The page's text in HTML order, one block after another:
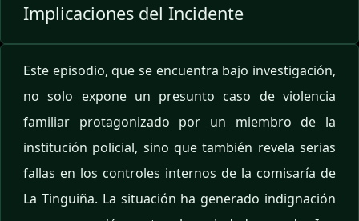
Implicaciones del Incidente
Este episodio, que se encuentra bajo investigación,
no solo expone un presunto caso de violencia
familiar protagonizado por un miembro de la
institución policial, sino que también revela serias
fallas en los controles internos de la comisaría de
La Tinguiña. La situación ha generado indignación